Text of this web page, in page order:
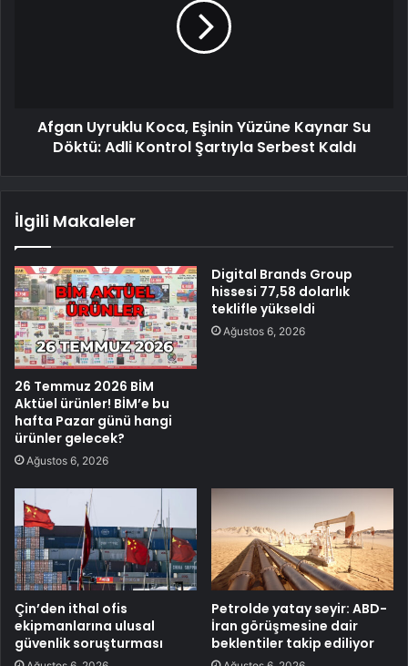
Afgan Uyruklu Koca, Eşinin Yüzüne Kaynar Su
Döktü: Adli Kontrol Şartıyla Serbest Kaldı
İlgili Makaleler
26 Temmuz 2026 BİM
Aktüel ürünler! BİM’e bu
hafta Pazar günü hangi
ürünler gelecek?
Ağustos 6, 2026
Digital Brands Group
hissesi 77,58 dolarlık
teklifle yükseldi
Ağustos 6, 2026
Çin’den ithal ofis
ekipmanlarına ulusal
güvenlik soruşturması
Petrolde yatay seyir: ABD-
İran görüşmesine dair
beklentiler takip ediliyor